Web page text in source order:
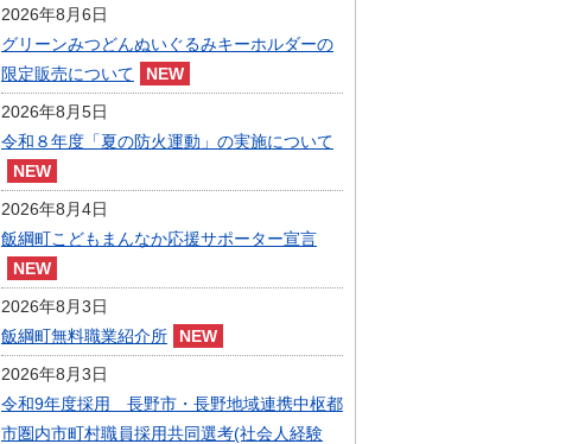
農林業振興
届出・証明・法
令・規制
企業の税金
入札・契約
指定管理者制度
人材募集
ふるさと納税
人事・職員募集
まちづくり
庁舎建設
2026年8月6日
グリーンみつどんぬいぐるみキーホルダーの
限定販売について
2026年8月5日
令和８年度「夏の防火運動」の実施について
2026年8月4日
飯綱町こどもまんなか応援サポーター宣言
2026年8月3日
飯綱町無料職業紹介所
2026年8月3日
令和9年度採用 長野市・長野地域連携中枢都
市圏内市町村職員採用共同選考(社会人経験